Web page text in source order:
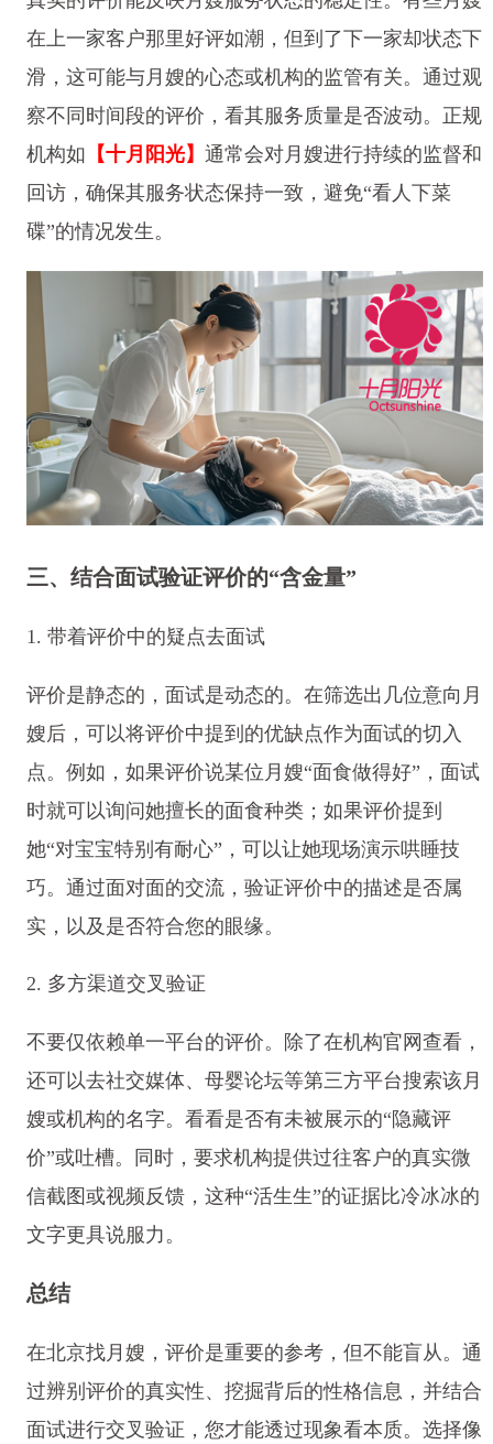
在上一家客户那里好评如潮，但到了下一家却状态下
滑，这可能与月嫂的心态或机构的监管有关。通过观
察不同时间段的评价，看其服务质量是否波动。正规
机构如 【十月阳光】 通常会对月嫂进行持续的监督和
回访，确保其服务状态保持一致，避免“看人下菜
碟”的情况发生。
三、结合面试验证评价的“含金量”
1. 带着评价中的疑点去面试
评价是静态的，面试是动态的。在筛选出几位意向月
嫂后，可以将评价中提到的优缺点作为面试的切入
点。例如，如果评价说某位月嫂“面食做得好”，面试
时就可以询问她擅长的面食种类；如果评价提到
她“对宝宝特别有耐心”，可以让她现场演示哄睡技
巧。通过面对面的交流，验证评价中的描述是否属
实，以及是否符合您的眼缘。
2. 多方渠道交叉验证
不要仅依赖单一平台的评价。除了在机构官网查看，
还可以去社交媒体、母婴论坛等第三方平台搜索该月
嫂或机构的名字。看看是否有未被展示的“隐藏评
价”或吐槽。同时，要求机构提供过往客户的真实微
信截图或视频反馈，这种“活生生”的证据比冷冰冰的
文字更具说服力。
总结
在北京找月嫂，评价是重要的参考，但不能盲从。通
过辨别评价的真实性、挖掘背后的性格信息，并结合
面试进行交叉验证，您才能透过现象看本质。选择像